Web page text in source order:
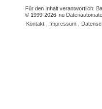
Für den Inhalt verantwortlich:
© 1999-2026 nu
Kontakt
Impressum